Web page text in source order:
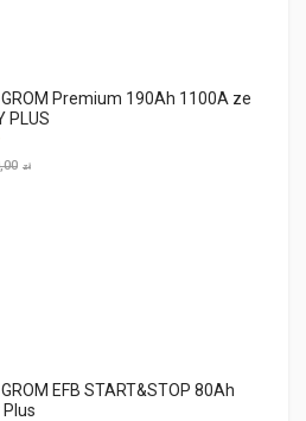
Premium 190Ah 1100A ze
PLUS
zł
EFB START&STOP 80Ah